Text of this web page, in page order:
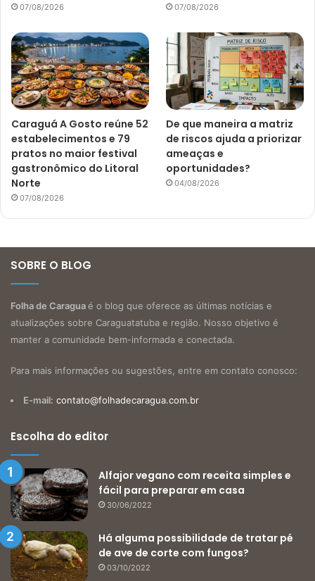
07/08/2026 07/08/2026
Caraguá A Gosto reúne 52
estabelecimentos e 79
pratos no maior festival
gastronômico do Litoral
Norte
07/08/2026
De que maneira a matriz
de riscos ajuda a priorizar
ameaças e
oportunidades?
04/08/2026
SOBRE O BLOG
Folha de Caraguaé o blog que oferece as últimas notícias e
atualizações sobre Caraguatatuba e região. Nosso objetivo é
manter a comunidade bem-informada e conectada.
Para mais informações ou sugestões, entre em contato conosco:
E-mail: contato@folhadecaragua.com.br
Escolha do editor
Alfajor vegano com receita simples e
fácil para preparar em casa
30/06/2022
Há alguma possibilidade de tratar pé
de ave de corte com fungos?
03/10/2022